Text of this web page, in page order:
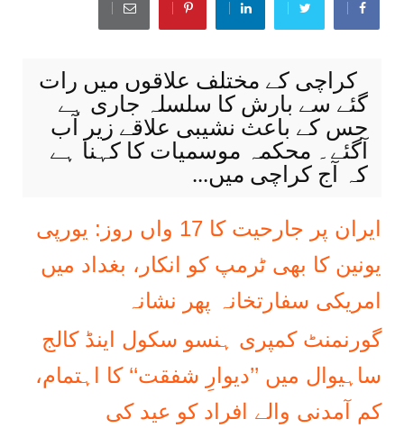
کراچی کے مختلف علاقوں میں رات
گئے سے بارش کا سلسلہ جاری ہے
جس کے باعث نشیبی علاقے زیر آب
آگئے۔ محکمہ موسمیات کا کہنا ہے
کہ آج کراچی میں...
ایران پر جارحیت کا 17 واں روز: یورپی
یونین کا بھی ٹرمپ کو انکار، بغداد میں
امریکی سفارتخانہ پھر نشانہ
گورنمنٹ کمپری ہنسو سکول اینڈ کالج
ساہیوال میں ’’دیوارِ شفقت‘‘ کا اہتمام،
کم آمدنی والے افراد کو عید کی